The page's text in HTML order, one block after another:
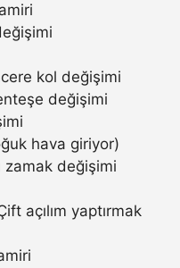
kol değişimi
değişimi
hava giriyor)
zamak değişimi
açılım yaptırmak